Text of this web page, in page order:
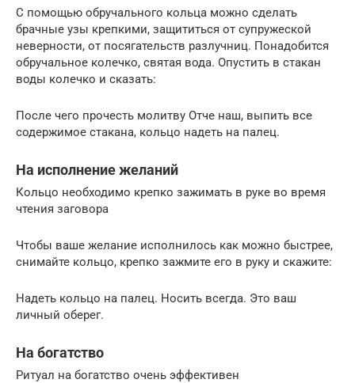
С помощью обручального кольца можно сделать
брачные узы крепкими, защититься от супружеской
неверности, от посягательств разлучниц. Понадобится
обручальное колечко, святая вода. Опустить в стакан
воды колечко и сказать:
После чего прочесть молитву Отче наш, выпить все
содержимое стакана, кольцо надеть на палец.
На исполнение желаний
Кольцо необходимо крепко зажимать в руке во время
чтения заговора
Чтобы ваше желание исполнилось как можно быстрее,
снимайте кольцо, крепко зажмите его в руку и скажите:
Надеть кольцо на палец. Носить всегда. Это ваш
личный оберег.
На богатство
Ритуал на богатство очень эффективен